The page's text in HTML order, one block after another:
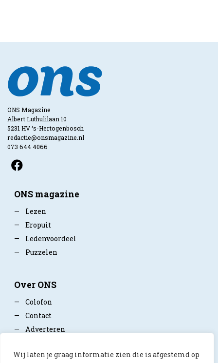
Wij laten je graag informatie zien die is afgestemd op
ONS Magazine
Albert Luthulilaan 10
5231 HV ‘s-Hertogenbosch
redactie@onsmagazine.nl
073 644 4066
ONS magazine
—
Lezen
—
Eropuit
—
Ledenvoordeel
—
Puzzelen
Over ONS
—
Colofon
—
Contact
—
Adverteren
—Privacy policy